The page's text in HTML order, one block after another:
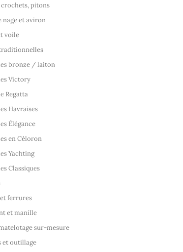
crochets, pitons
nage et aviron
voile
bronze / laiton
Victory
Regatta
Havraises
Élégance
en Céloron
Yachting
Classiques
ferrures
et manille
sur-mesure
et outillage